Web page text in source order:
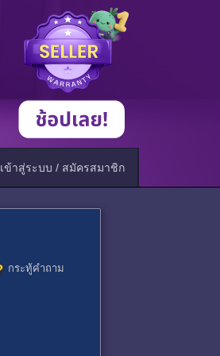
เข้าสู่ระบบ / สมัครสมาชิก
กระทู้คำถาม